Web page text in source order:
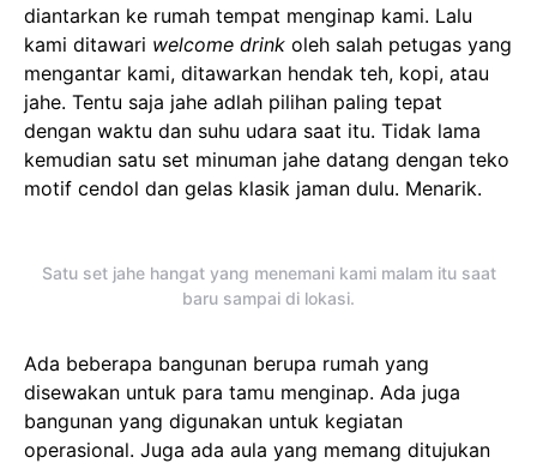
diantarkan ke rumah tempat menginap kami. Lalu
kami ditawari welcome drink oleh salah petugas yang
mengantar kami, ditawarkan hendak teh, kopi, atau
jahe. Tentu saja jahe adlah pilihan paling tepat
dengan waktu dan suhu udara saat itu. Tidak lama
kemudian satu set minuman jahe datang dengan teko
motif cendol dan gelas klasik jaman dulu. Menarik.
Satu set jahe hangat yang menemani kami malam itu saat
baru sampai di lokasi.
Ada beberapa bangunan berupa rumah yang
disewakan untuk para tamu menginap. Ada juga
bangunan yang digunakan untuk kegiatan
operasional. Juga ada aula yang memang ditujukan